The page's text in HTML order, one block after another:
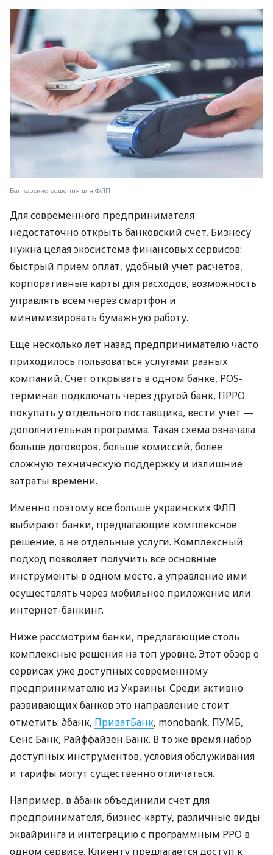
Банковские решения для ФЛП
Для современного предпринимателя
недостаточно открыть банковский счет. Бизнесу
нужна целая экосистема финансовых сервисов:
быстрый прием оплат, удобный учет расчетов,
корпоративные карты для расходов, возможность
управлять всем через смартфон и
минимизировать бумажную работу.
Еще несколько лет назад предпринимателю часто
приходилось пользоваться услугами разных
компаний. Счет открывать в одном банке, POS-
терминал подключать через другой банк, ПРРО
покупать у отдельного поставщика, вести учет —
дополнительная программа. Такая схема означала
больше договоров, больше комиссий, более
сложную техническую поддержку и излишние
затраты времени.
Именно поэтому все больше украинских ФЛП
выбирают банки, предлагающие комплексное
решение, а не отдельные услуги. Комплексный
подход позволяет получить все основные
инструменты в одном месте, а управление ими
осуществлять через мобильное приложение или
интернет-банкинг.
Ниже рассмотрим банки, предлагающие столь
комплексные решения на топ уровне. Этот обзор о
сервисах уже доступных современному
предпринимателю из Украины. Среди активно
развивающих банков это направление стоит
отметить: àбанк, ПриватБанк, monobank, ПУМБ,
Сенс Банк, Райффайзен Банк. В то же время набор
доступных инструментов, условия обслуживания
и тарифы могут существенно отличаться.
Например, в àбанк объединили счет для
предпринимателя, бизнес-карту, различные виды
эквайринга и интеграцию с программным РРО в
одном сервисе. Клиенту предлагается доступ к